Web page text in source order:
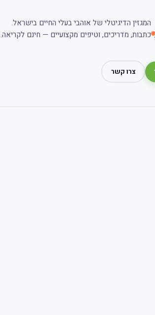
המגזין הדיגיטלי של אוהבי בעלי החיים בישראל.
כתבות, מדריכים, וטיפים מקצועיים — חינם לקריאה.
צרו קשר